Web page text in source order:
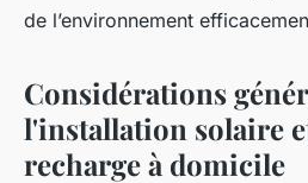
de l’environnement
Considérations
l'installation solaire
recharge à domicile